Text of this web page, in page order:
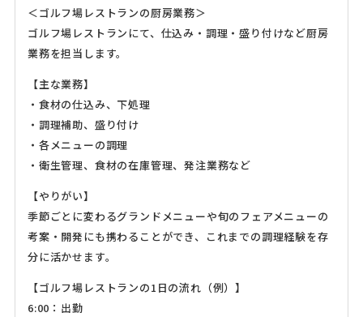
＜ゴルフ場レストランの厨房業務＞
ゴルフ場レストランにて、仕込み・調理・盛り付けなど厨房
業務を担当します。
【主な業務】
・食材の仕込み、下処理
・調理補助、盛り付け
・各メニューの調理
・衛生管理、食材の在庫管理、発注業務など
【やりがい】
季節ごとに変わるグランドメニューや旬のフェアメニューの
考案・開発にも携わることができ、これまでの調理経験を存
分に活かせます。
【ゴルフ場レストランの1日の流れ（例）】
6:00：出勤